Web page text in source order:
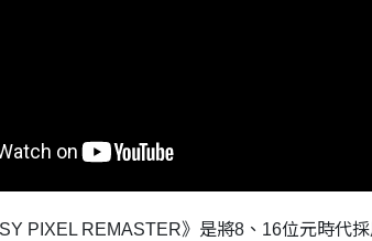
PIXEL REMASTER》是將8、16位元時代